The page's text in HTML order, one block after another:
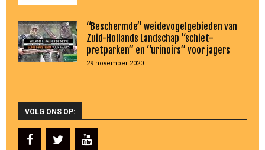
“Beschermde” weidevogelgebieden van
Zuid-Hollands Landschap “schiet-
pretparken” en “urinoirs” voor jagers
29 november 2020
VOLG ONS OP: